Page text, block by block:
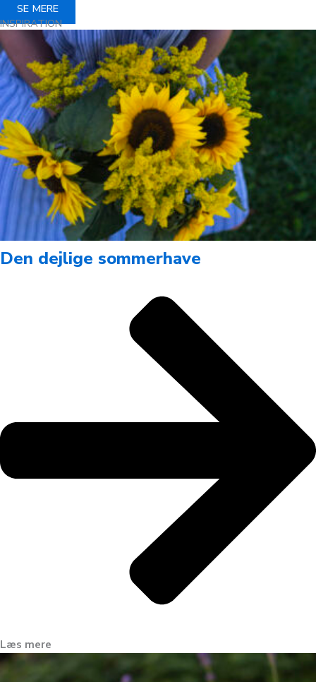
SE MERE
INSPIRATION
Den dejlige sommerhave
Læs mere